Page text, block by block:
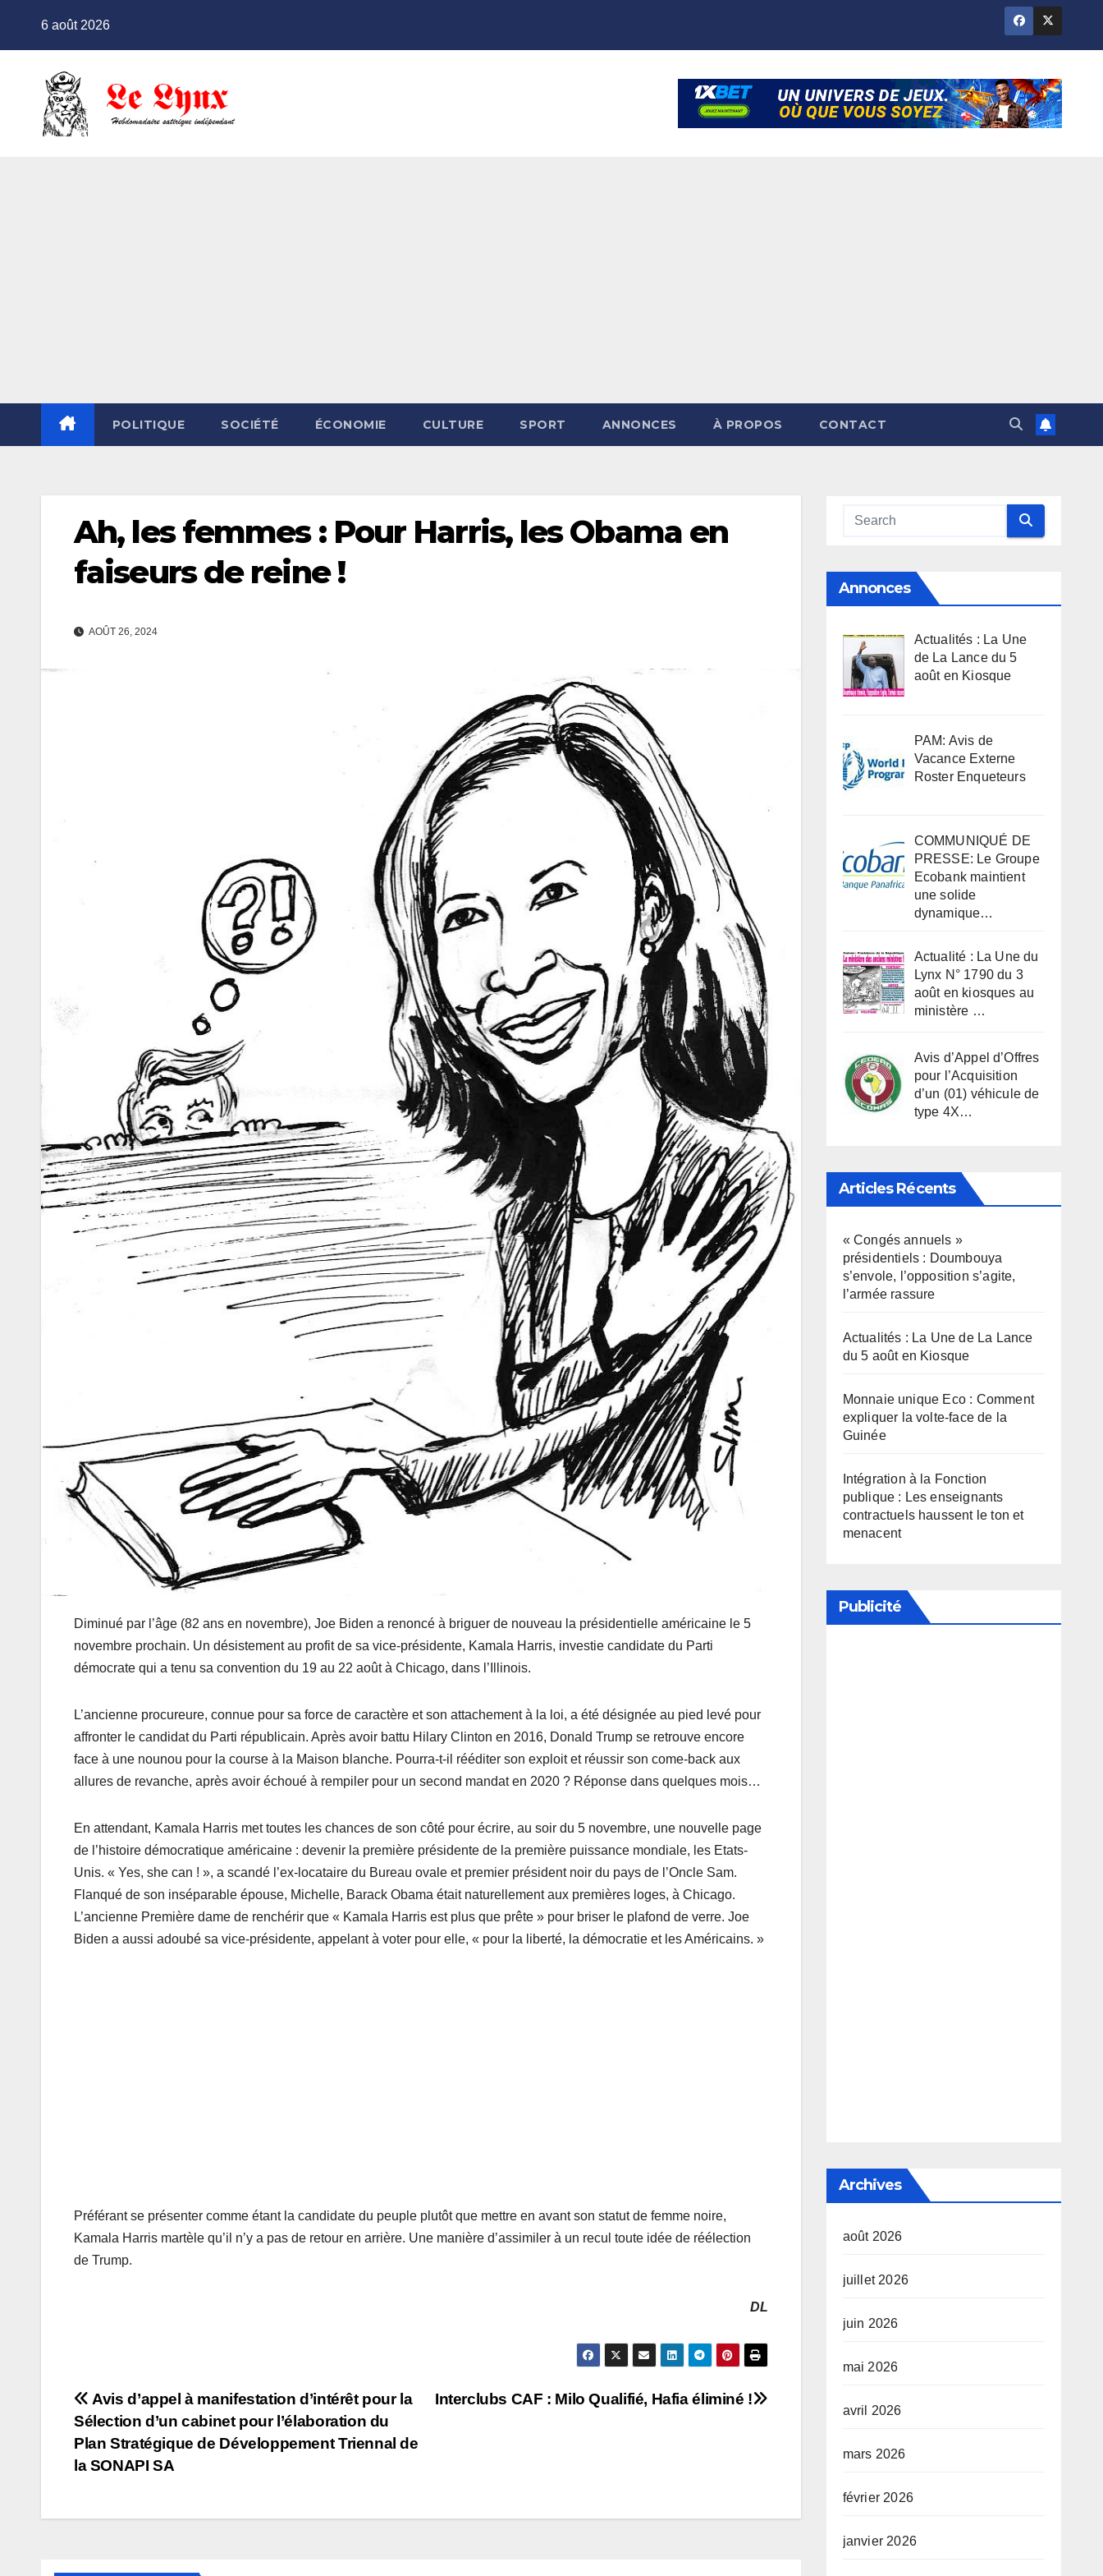
6 août 2026
POLITIQUE SOCIÉTÉ ÉCONOMIE CULTURE SPORT ANNONCES À PROPOS CONTACT
Ah, les femmes : Pour Harris, les Obama en
faiseurs de reine !
AOÛT 26, 2024
Diminué par l’âge (82 ans en novembre), Joe Biden a renoncé à briguer de nouveau la présidentielle américaine le 5
novembre prochain. Un désistement au profit de sa vice-présidente, Kamala Harris, investie candidate du Parti
démocrate qui a tenu sa convention du 19 au 22 août à Chicago, dans l’Illinois.
L’ancienne procureure, connue pour sa force de caractère et son attachement à la loi, a été désignée au pied levé pour
affronter le candidat du Parti républicain. Après avoir battu Hilary Clinton en 2016, Donald Trump se retrouve encore
face à une nounou pour la course à la Maison blanche. Pourra-t-il rééditer son exploit et réussir son come-back aux
allures de revanche, après avoir échoué à rempiler pour un second mandat en 2020 ? Réponse dans quelques mois…
En attendant, Kamala Harris met toutes les chances de son côté pour écrire, au soir du 5 novembre, une nouvelle page
de l’histoire démocratique américaine : devenir la première présidente de la première puissance mondiale, les Etats-
Unis. « Yes, she can ! », a scandé l’ex-locataire du Bureau ovale et premier président noir du pays de l’Oncle Sam.
Flanqué de son inséparable épouse, Michelle, Barack Obama était naturellement aux premières loges, à Chicago.
L’ancienne Première dame de renchérir que « Kamala Harris est plus que prête » pour briser le plafond de verre. Joe
Biden a aussi adoubé sa vice-présidente, appelant à voter pour elle, « pour la liberté, la démocratie et les Américains. »
Préférant se présenter comme étant la candidate du peuple plutôt que mettre en avant son statut de femme noire,
Kamala Harris martèle qu’il n’y a pas de retour en arrière. Une manière d’assimiler à un recul toute idée de réélection
de Trump.
DL
Navigation
de
l’article
Interclubs CAF : Milo Qualifié, Hafia éliminé !
Avis d’appel à manifestation d’intérêt pour la
Sélection d’un cabinet pour l’élaboration du
Plan Stratégique de Développement Triennal de
la SONAPI SA
Annonces
Actualités : La Une
de La Lance du 5
août en Kiosque
PAM: Avis de
Vacance Externe
Roster Enqueteurs
COMMUNIQUÉ DE
PRESSE: Le Groupe
Ecobank maintient
une solide
dynamique…
Actualité : La Une du
Lynx N° 1790 du 3
août en kiosques au
ministère …
Avis d’Appel d’Offres
pour l’Acquisition
d’un (01) véhicule de
type 4X…
Articles Récents
« Congés annuels »
présidentiels : Doumbouya
s’envole, l’opposition s’agite,
l’armée rassure
Actualités : La Une de La Lance
du 5 août en Kiosque
Monnaie unique Eco : Comment
expliquer la volte-face de la
Guinée
Intégration à la Fonction
publique : Les enseignants
contractuels haussent le ton et
menacent
Publicité
Archives
août 2026
juillet 2026
juin 2026
mai 2026
avril 2026
mars 2026
février 2026
janvier 2026